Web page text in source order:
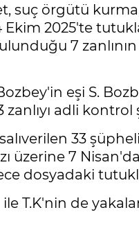
suç örgütü
2025'te
7
eşi S.
zanlıyı adli kontrol
33
üzerine 7
dosyadaki
ile T.K'nin de